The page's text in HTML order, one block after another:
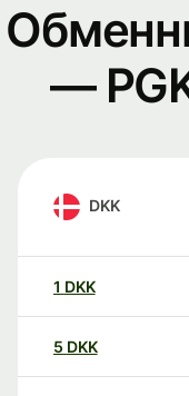
—
DKK
1 DKK
5 DKK